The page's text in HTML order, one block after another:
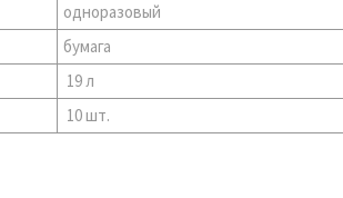
одноразовый
бумага
19 л
10 шт.